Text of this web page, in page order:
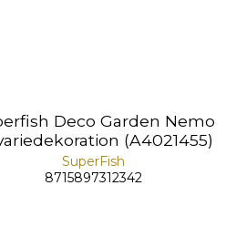
Deco Garden Nemo
(A4021455)
SuperFish
8715897312342